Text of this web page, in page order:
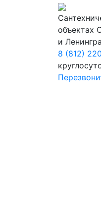
объектах
и
8 (812)